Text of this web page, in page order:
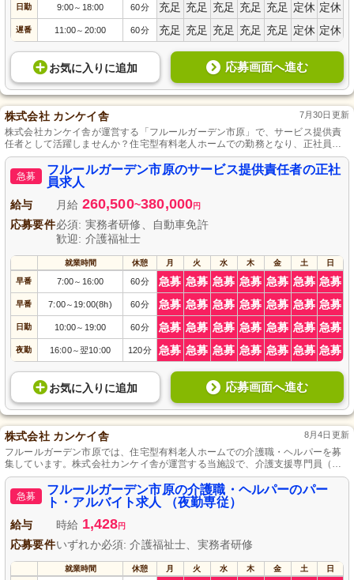
日勤 9:00～ 18:00 60分 充足 充足 充足 充足 充足 定休 定休
遅番 11:00～ 20:00 60分 充足 充足 充足 充足 充足 定休 定休
お気に入り に追加 応募画面へ進む
株式会社 カンケイ舎 7月30日更新
株式会社カンケイ舎が運営する「フルールガーデン市原」で、サービス提供責
任者として活躍しませんか？住宅型有料老人ホームでの勤務となり、正社員と
しての採用です。ご自身の経験を生かしながら、安全で快適な生活支援を提供
するやりがいのある仕事です。ご応募をお待ちしております。
急募
フルールガーデン市原のサービス提供責任者の正社
員求人
給与 月給 260,500~380,000円
応募要件必須: 実務者研修、自動車免許
歓迎: 介護福祉士
就業時間 休憩 月 火 水 木 金 土 日
早番 7:00～ 16:00 60分 急募 急募 急募 急募 急募 急募 急募
早番 7:00～19:00(8h) 60分 急募 急募 急募 急募 急募 急募 急募
日勤 10:00～ 19:00 60分 急募 急募 急募 急募 急募 急募 急募
夜勤 16:00～翌10:00 120分 急募 急募 急募 急募 急募 急募 急募
お気に入り に追加 応募画面へ進む
株式会社 カンケイ舎 8月4日更新
フルールガーデン市原では、住宅型有料老人ホームでの介護職・ヘルパーを募
集しています。株式会社カンケイ舎が運営する当施設で、介護支援専門員（ケ
アマネジャー）の資格をお持ちの方を歓迎します！パート・アルバイトとして
働きやすい環境で、あなたの経験とスキルを活かすチャンスです。未経験の方
やブランクがある方でも安心して働ける職場です。暖かいコミュニティと共
に、ご利用者様の生活を支えませんか？ご応募お待ちしております。
急募
フルールガーデン市原の介護職・ヘルパーのパー
ト・アルバイト求人 （夜勤専従）
給与 時給 1,428円
応募要件いずれか必須: 介護福祉士、実務者研修
就業時間 休憩 月 火 水 木 金 土 日